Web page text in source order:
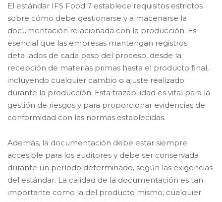
El estándar IFS Food 7 establece requisitos estrictos
sobre cómo debe gestionarse y almacenarse la
documentación relacionada con la producción. Es
esencial que las empresas mantengan registros
detallados de cada paso del proceso, desde la
recepción de materias primas hasta el producto final,
incluyendo cualquier cambio o ajuste realizado
durante la producción. Esta trazabilidad es vital para la
gestión de riesgos y para proporcionar evidencias de
conformidad con las normas establecidas.
Además, la documentación debe estar siempre
accesible para los auditores y debe ser conservada
durante un período determinado, según las exigencias
del estándar. La calidad de la documentación es tan
importante como la del producto mismo; cualquier